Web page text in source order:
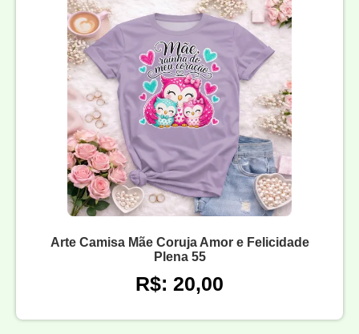
Arte Camisa Mãe Coruja Amor e Felicidade
Plena 55
R$: 20,00